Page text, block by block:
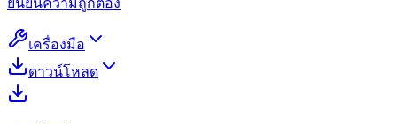
ยืนยันความถูกต้อง
เครื่องมือ
ดาวน์โหลด